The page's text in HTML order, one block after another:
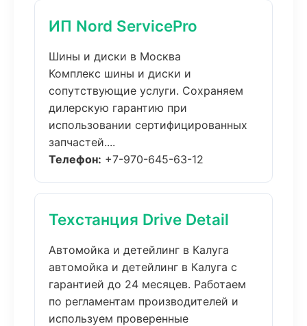
ИП Nord ServicePro
Шины и диски в Москва
Комплекс шины и диски и
сопутствующие услуги. Сохраняем
дилерскую гарантию при
использовании сертифицированных
запчастей....
Телефон: +7-970-645-63-12
Техстанция Drive Detail
Автомойка и детейлинг в Калуга
автомойка и детейлинг в Калуга с
гарантией до 24 месяцев. Работаем
по регламентам производителей и
используем проверенные